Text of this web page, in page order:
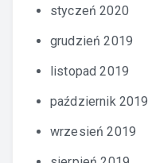
styczeń 2020
grudzień 2019
listopad 2019
październik 2019
wrzesień 2019